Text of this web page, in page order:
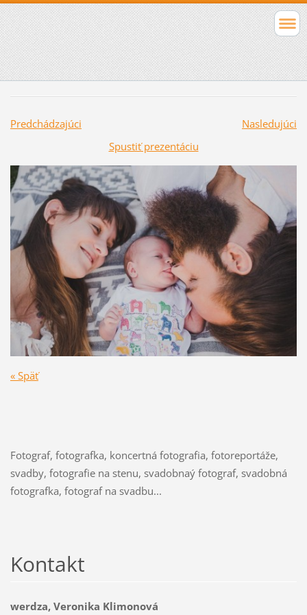
Predchádzajúci
Nasledujúci
Spustiť prezentáciu
« Späť
Fotograf, fotografka, koncertná fotografia, fotoreportáže,
svadby, fotografie na stenu, svadobnaý fotograf, svadobná
fotografka, fotograf na svadbu...
Kontakt
werdza, Veronika Klimonová